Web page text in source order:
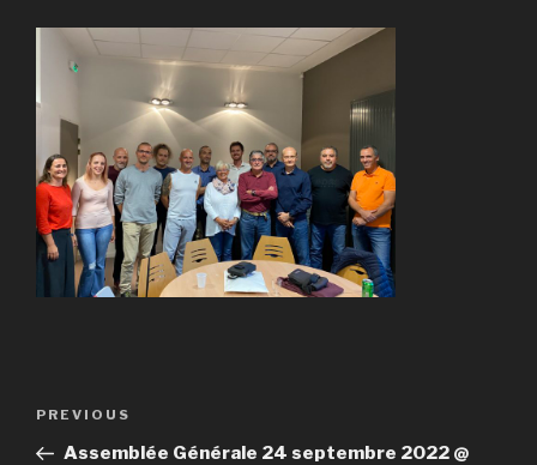
Previous
Post
PREVIOUS
Assemblée Générale 24 septembre 2022 @